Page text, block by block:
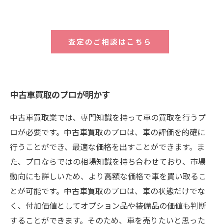
査定のご相談はこちら
中古車買取のプロが明かす
中古車買取業では、専門知識を持って車の買取を行うプ
ロが必要です。中古車買取のプロは、車の評価を的確に
行うことができ、最適な価格を出すことができます。ま
た、プロならではの相場知識を持ち合わせており、市場
動向にも詳しいため、より高額な価格で車を買い取るこ
とが可能です。中古車買取のプロは、車の状態だけでな
く、付加価値としてオプション品や装備品の価値も判断
することができます。そのため、車を売りたいと思った